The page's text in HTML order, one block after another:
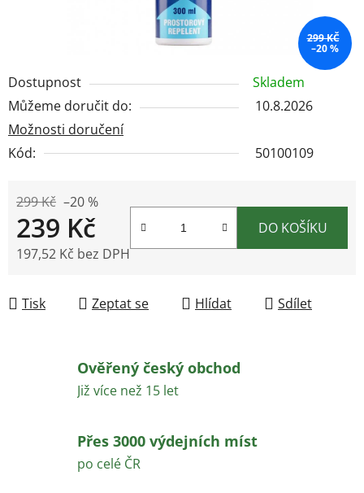
Dostupnost
Skladem
Můžeme doručit do:
10.8.2026
Možnosti doručení
Kód:
50100109
299 Kč –20 %
239 Kč
197,52 Kč bez DPH
DO KOŠÍKU
Tisk Zeptat se Hlídat Sdílet
299 KČ
–20 %
Ověřený český obchod
Již více než 15 let
Přes 3000 výdejních míst
po celé ČR